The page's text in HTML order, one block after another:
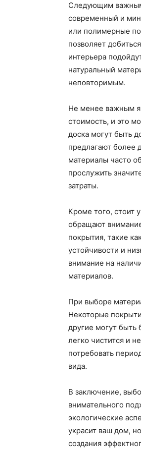
Следующим важным
современный и
или полимерные
позволяет
интерьера
натуральный
неповторимым.
Не менее важным
стоимость, и это
доска могут быть
предлагают более
материалы часто
прослужить
затраты.
Кроме того, стоит
обращают
покрытия, такие
устойчивости и
внимание на
материалов.
При выборе
Некоторые
другие могут
легко чистится и
потребовать
вида.
В заключение,
внимательного
экологические
украсит ваш дом,
создания